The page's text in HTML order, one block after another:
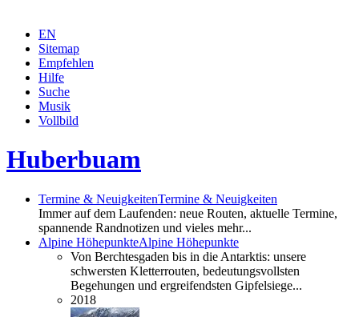
EN
Sitemap
Empfehlen
Hilfe
Suche
Musik
Vollbild
Huberbuam
Termine & NeuigkeitenTermine & Neuigkeiten
Immer auf dem Laufenden: neue Routen, aktuelle Termine,
spannende Randnotizen und vieles mehr...
Alpine HöhepunkteAlpine Höhepunkte
Von Berchtesgaden bis in die Antarktis: unsere
schwersten Kletterrouten, bedeutungsvollsten
Begehungen und ergreifendsten Gipfelsiege...
2018